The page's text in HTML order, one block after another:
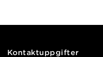
Kontaktuppgifter